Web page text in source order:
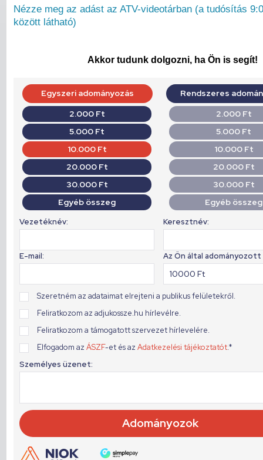
Nézze meg az adást az ATV-videotárban (a tudósítás
között látható)
Akkor tudunk dolgozni, ha Ön is segít!